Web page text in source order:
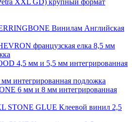
XXL GD) крупный формат
Винилам Английская
французская елка 8,5 мм
4,5 мм и 5,5 мм интегрированная
интегрированная подложка
6 мм и 8 мм интегрированная
STONE GLUE Клеевой винил 2,5